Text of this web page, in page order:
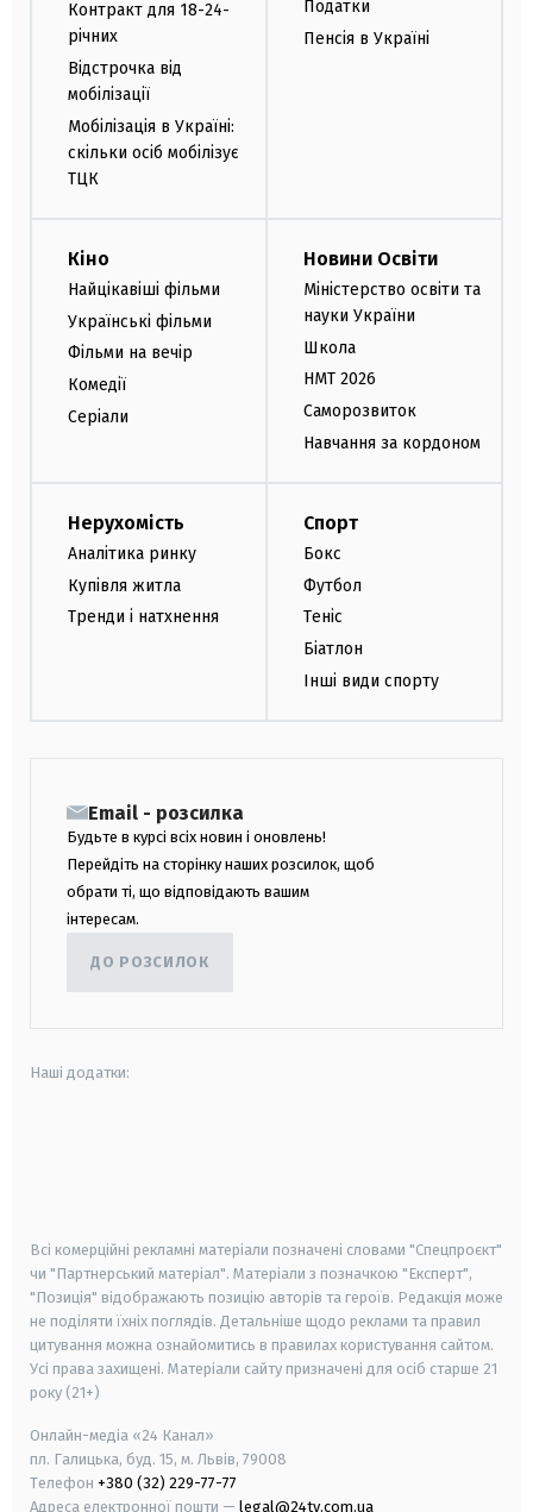
Контракт для 18-24-
річних
Відстрочка від
мобілізації
Мобілізація в Україні:
скільки осіб мобілізує
ТЦК
Податки
Пенсія в Україні
Кіно
Найцікавіші фільми
Українські фільми
Фільми на вечір
Комедії
Серіали
Новини Освіти
Міністерство освіти та
науки України
Школа
НМТ 2026
Саморозвиток
Навчання за кордоном
Нерухомість
Аналітика ринку
Купівля житла
Тренди і натхнення
Спорт
Бокс
Футбол
Теніс
Біатлон
Інші види спорту
Email - розсилка
Будьте в курсі всіх новин і оновлень!
Перейдіть на сторінку наших розсилок, щоб
обрати ті, що відповідають вашим
інтересам.
ДО РОЗСИЛОК
Наші додатки:
Всі комерційні рекламні матеріали позначені словами "Спецпроєкт"
чи "Партнерський матеріал". Матеріали з позначкою "Експерт",
"Позиція" відображають позицію авторів та героїв. Редакція може
не поділяти їхніх поглядів. Детальніше щодо реклами та правил
цитування можна ознайомитись в правилах користування сайтом.
Усі права захищені. Матеріали сайту призначені для осіб старше 21
року (21+)
Онлайн-медіа «24 Канал»
пл. Галицька, буд. 15, м. Львів, 79008
Телефон +380 (32) 229-77-77
Адреса електронної пошти — legal@24tv.com.ua